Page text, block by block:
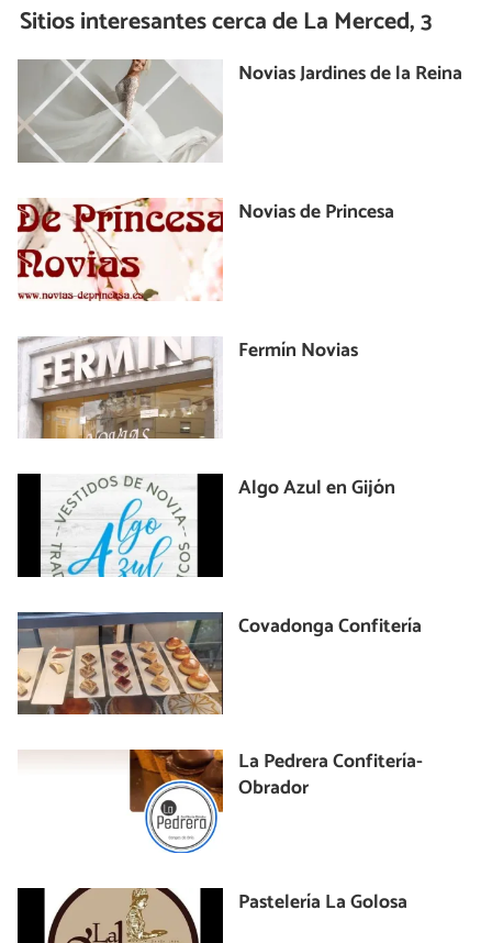
Sitios interesantes cerca deLa Merced, 3
Novias Jardines de la Reina
Novias de Princesa
Fermín Novias
Algo Azul en Gijón
Covadonga Confitería
La Pedrera Confitería-
Obrador
Pastelería La Golosa